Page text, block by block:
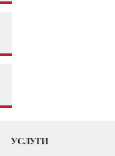
УСЛУГИ